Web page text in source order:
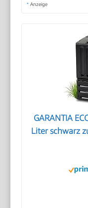
* Anzeige
GARANTIA
Liter schwarz